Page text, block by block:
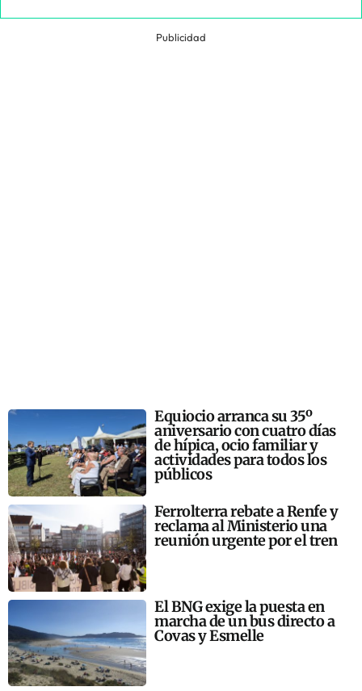
Publicidad
Equiocio arranca su 35º
aniversario con cuatro días
de hípica, ocio familiar y
actividades para todos los
públicos
Ferrolterra rebate a Renfe y
reclama al Ministerio una
reunión urgente por el tren
El BNG exige la puesta en
marcha de un bus directo a
Covas y Esmelle